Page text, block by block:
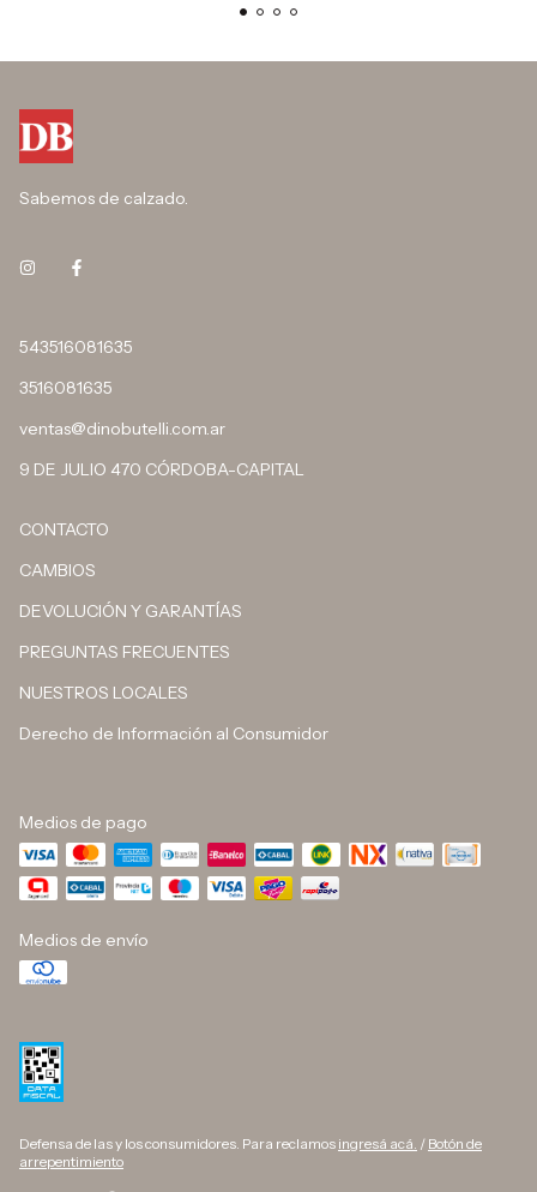
Sabemos de calzado.
543516081635
3516081635
ventas@dinobutelli.com.ar
9 DE JULIO 470 CÓRDOBA-CAPITAL
CONTACTO
CAMBIOS
DEVOLUCIÓN Y GARANTÍAS
PREGUNTAS FRECUENTES
NUESTROS LOCALES
Derecho de Información al Consumidor
Medios de pago
Medios de envío
Defensa de las y los consumidores. Para reclamos ingresá acá. / Botón de
arrepentimiento